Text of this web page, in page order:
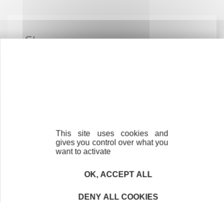
S'engager
Assemblée générale ordinaire du 25 juin 2026
Contactez-nous ! Cliquez ici
This site uses cookies and
gives you control over what you
want to activate
OK, ACCEPT ALL
DENY ALL COOKIES